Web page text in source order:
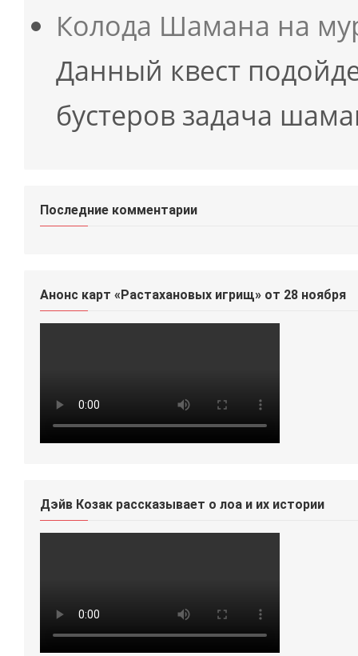
Колода Шамана на
Данный квест
бустеров задача
Последние комментарии
Анонс карт «Растахановых игрищ» от 28 ноября
Дэйв Козак рассказывает о лоа и их истории